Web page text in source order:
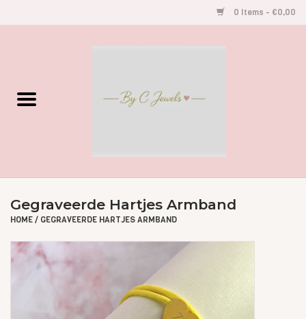
0 Items - €0,00
Gegraveerde Sieraden
Oorbellen
Kettingen
Accessoires
Gegraveerde Hartjes Armband
HOME/ GEGRAVEERDE HARTJES ARMBAND